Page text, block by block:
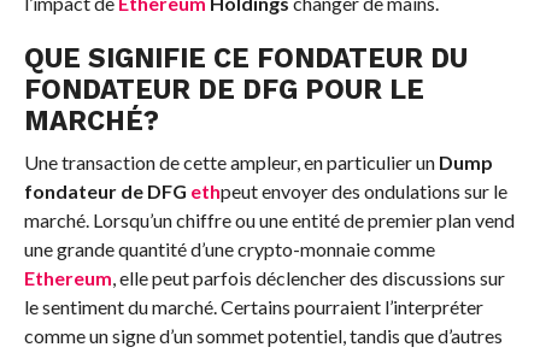
QUE SIGNIFIE CE FONDATEUR DU
FONDATEUR DE DFG POUR LE
MARCHÉ?
Une transaction de cette ampleur, en particulier un Dump
fondateur de DFG ethpeut envoyer des ondulations sur le
marché. Lorsqu’un chiffre ou une entité de premier plan vend
une grande quantité d’une crypto-monnaie comme
Ethereum , elle peut parfois déclencher des discussions sur
le sentiment du marché. Certains pourraient l’interpréter
comme un signe d’un sommet potentiel, tandis que d’autres